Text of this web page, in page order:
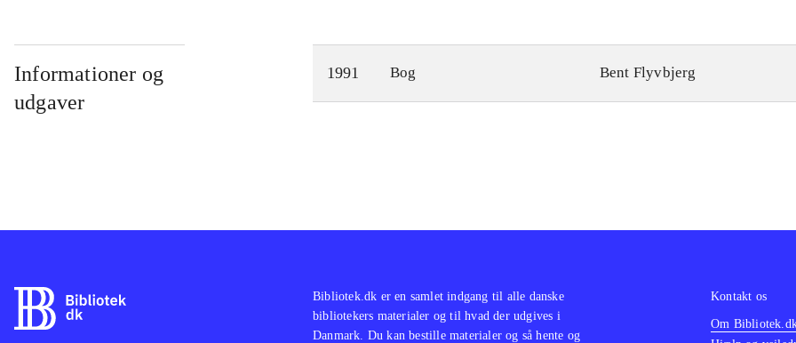
Informationer og
udgaver
1991 Bog Bent Flyvbjerg
Bibliotek.dk er en samlet indgang til alle danske
bibliotekers materialer og til hvad der udgives i
Danmark. Du kan bestille materialer og så hente og
Kontakt os
Om